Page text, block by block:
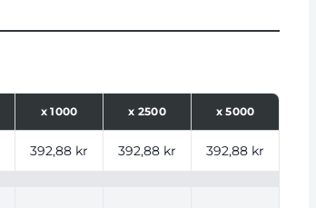
x1000 x 2500 x5000
392,88 kr 392,88 kr 392,88 kr